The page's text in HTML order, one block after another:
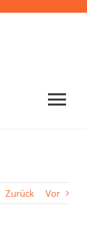
Zurück Vor